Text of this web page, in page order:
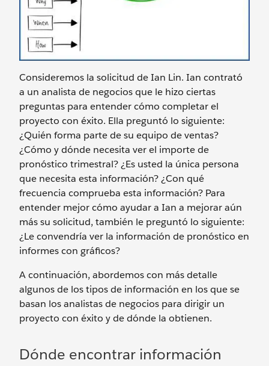
Consideremos la solicitud de Ian Lin. Ian contrató
a un analista de negocios que le hizo ciertas
preguntas para entender cómo completar el
proyecto con éxito. Ella preguntó lo siguiente:
¿Quién forma parte de su equipo de ventas?
¿Cómo y dónde necesita ver el importe de
pronóstico trimestral? ¿Es usted la única persona
que necesita esta información? ¿Con qué
frecuencia comprueba esta información? Para
entender mejor cómo ayudar a Ian a mejorar aún
más su solicitud, también le preguntó lo siguiente:
¿Le convendría ver la información de pronóstico en
informes con gráficos?
A continuación, abordemos con más detalle
algunos de los tipos de información en los que se
basan los analistas de negocios para dirigir un
proyecto con éxito y de dónde la obtienen.
Dónde encontrar información